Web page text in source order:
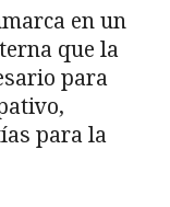
en un
que la
para
para la